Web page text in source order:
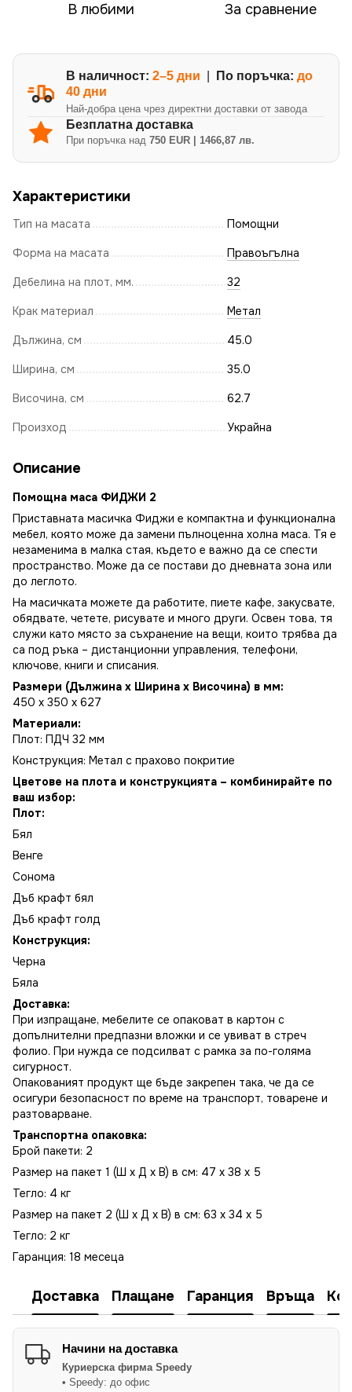
В любими За сравнение
В наличност: 2–5 дни По поръчка: до
40 дни
Най-добра цена чрез директни доставки от завода
Безплатна доставка
При поръчка над 750 EUR | 1466,87 лв.
Характеристики
Тип на масата Помощни
Форма на масата Правоъгълна
Дебелина на плот, мм. 32
Крак материал Метал
Дължина, см 45.0
Ширина, см 35.0
Височина, см 62.7
Произход Украйна
Описание
Помощна маса ФИДЖИ 2
Приставната масичка Фиджи е компактна и функционална
мебел, която може да замени пълноценна холна маса. Тя е
незаменима в малка стая, където е важно да се спести
пространство. Може да се постави до дневната зона или
до леглото.
На масичката можете да работите, пиете кафе, закусвате,
обядвате, четете, рисувате и много други. Освен това, тя
служи като място за съхранение на вещи, които трябва да
са под ръка – дистанционни управления, телефони,
ключове, книги и списания.
Размери (Дължина x Ширина x Височина) в мм:
450 x 350 x 627
Материали:
Плот: ПДЧ 32 мм
Конструкция: Метал с прахово покритие
Цветове на плота и конструкцията – комбинирайте по
ваш избор:
Плот:
Бял
Венге
Сонома
Дъб крафт бял
Дъб крафт голд
Конструкция:
Черна
Бяла
Доставка:
При изпращане, мебелите се опаковат в картон с
допълнителни предпазни вложки и се увиват в стреч
фолио. При нужда се подсилват с рамка за по-голяма
сигурност.
Опакованият продукт ще бъде закрепен така, че да се
осигури безопасност по време на транспорт, товарене и
разтоварване.
Транспортна опаковка:
Брой пакети: 2
Размер на пакет 1 (Ш x Д x В) в см: 47 x 38 x 5
Тегло: 4 кг
Размер на пакет 2 (Ш x Д x В) в см: 63 x 34 x 5
Тегло: 2 кг
Гаранция: 18 месеца
Доставка Плащане Гаранция Връща
Начини на доставка
Куриерска фирма Speedy
• Speedy: до офис